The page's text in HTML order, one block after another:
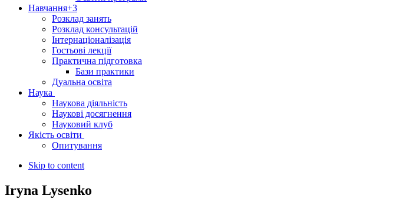
Навчання+3
Розклад занять
Розклад консультацій
Інтернаціоналізація
Гостьові лекції
Практична підготовка
Бази практики
Дуальна освіта
Наука
Наукова діяльність
Наукові досягнення
Науковий клуб
Якість освіти
Опитування
Skip to content
Iryna Lysenko